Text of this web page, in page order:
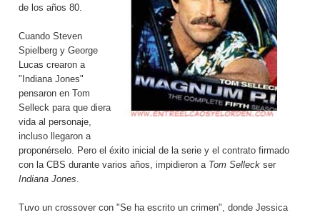
de los años 80.
Cuando Steven
Spielberg y George
Lucas crearon a
"Indiana Jones"
pensaron en Tom
Selleck para que diera
vida al personaje,
incluso llegaron a
proponérselo. Pero el éxito inicial de la serie y el contrato firmado
con la CBS durante varios años, impidieron a Tom Selleck ser
Indiana Jones.
Tuvo un crossover con "Se ha escrito un crimen", donde Jessica